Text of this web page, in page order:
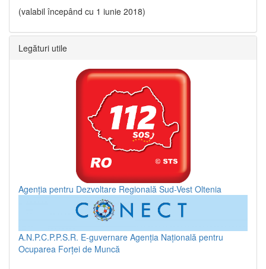
(valabil începând cu 1 iunie 2018)
Legături utile
Agenția pentru Dezvoltare Regională Sud-Vest Oltenia
A.N.P.C.P.P.S.R. E-guvernare Agenția Națională pentru
Ocuparea Forței de Muncă